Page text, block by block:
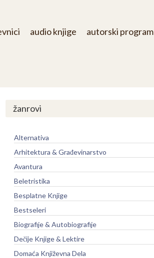
audio knjige autorski program
žanrovi
Alternativa
Arhitektura & Građevinarstvo
Avantura
Beletristika
Besplatne Knjige
Bestseleri
Biografije & Autobiografije
Dečije Knjige & Lektire
Domaća Književna Dela